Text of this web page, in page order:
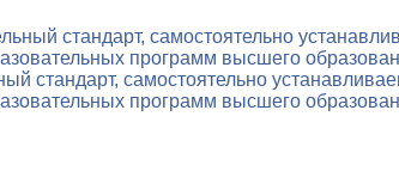
стандарт, самостоятельно
программ высшего
стандарт, самостоятельно
программ высшего